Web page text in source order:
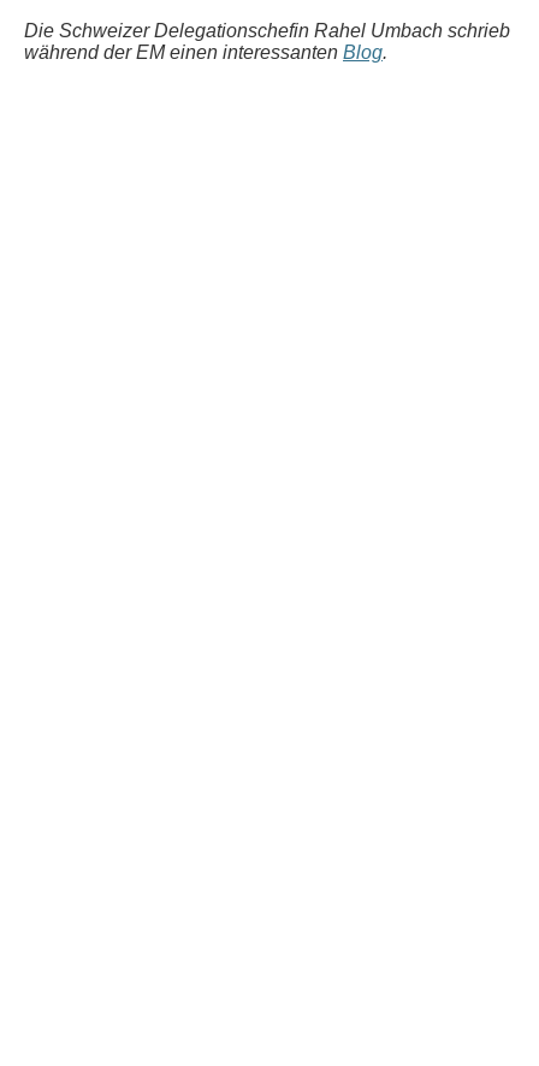
Die Schweizer Delegationschefin Rahel Umbach schrieb
während der EM einen interessanten Blog.